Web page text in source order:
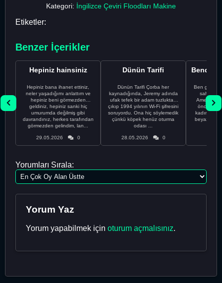
Kategori: İngilizce Çeviri Floodları Makine
Etiketler:
Benzer İçerikler
Hepiniz hainsiniz
Hepiniz bana ihanet ettiniz,
neler yaşadığımı anlattım ve
hepiniz beni görmezden
geldiniz, hepiniz sanki hiç
umurumda değilmiş gibi
davrandınız, herkes tarafından
görmezden gelindim, lan...
29.05.2026 0
Dünün Tarifi
Dünün Tarifi Çorba her
kaynadığında, Jeremy adında
ufak tefek bir adam tuzluktan
çıkıp 1994 yılının Wi-Fi şifresini
soruyordu. Ona hiç söylemedik
çünkü köpek henüz oturma
odası ...
28.05.2026 0
Ben gururlu
sahip
önce
kadınla
beyaz
Yorumları Sırala:
Yorum Yaz
Yorum yapabilmek için oturum açmalısınız.